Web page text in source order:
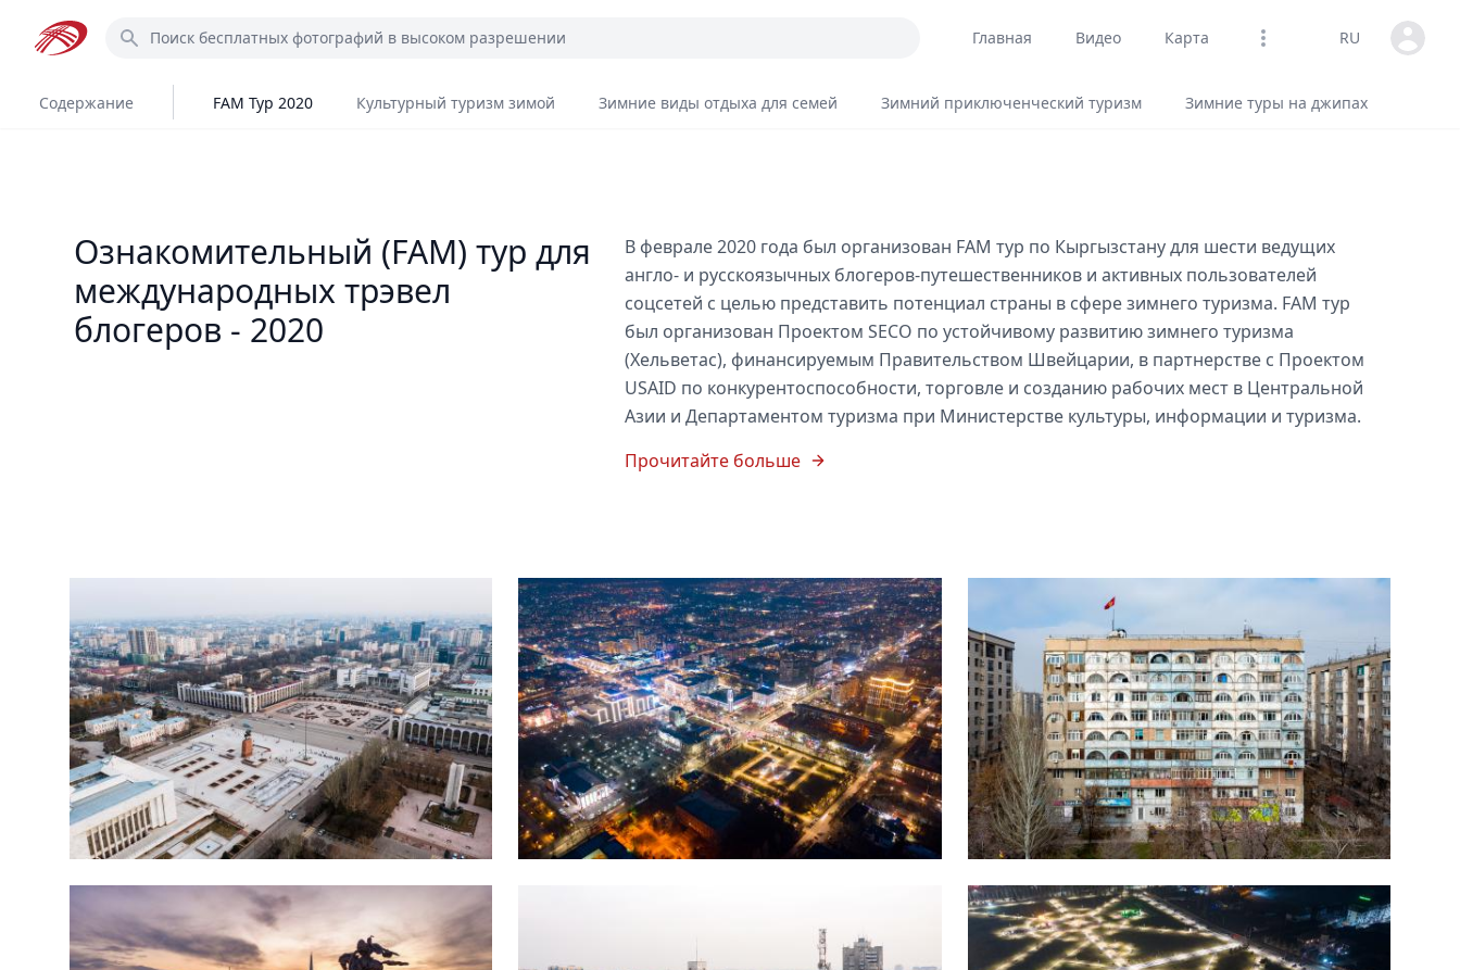
Поиск Главная Видео Карта Open options
RU Open
Содержание FAM Тур 2020 Культурный туризм зимой Зимние виды отдыха для семей Зимний приключенческий туризм Зимние туры на джипах
Ознакомительный (FAM) тур для
международных трэвел
блогеров - 2020
В феврале 2020 года был организован FAM тур по Кыргызстану для шести ведущих
англо- и русскоязычных блогеров-путешественников и активных пользователей
соцсетей с целью представить потенциал страны в сфере зимнего туризма. FAM тур
был организован Проектом SECO по устойчивому развитию зимнего туризма
(Хельветас), финансируемым Правительством Швейцарии, в партнерстве с Проектом
USAID по конкурентоспособности, торговле и созданию рабочих мест в Центральной
Азии и Департаментом туризма при Министерстве культуры, информации и туризма.
Прочитайте больше